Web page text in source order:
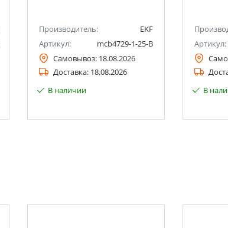
Производитель:
EKF
Артикул:
mcb4729-1-25-B
Самовывоз: 18.08.2026
Доставка: 18.08.2026
В наличии
Артикул:
В